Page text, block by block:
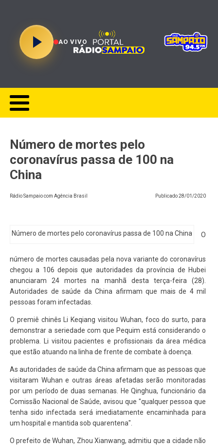
AO VIVO
Número de mortes pelo
coronavírus passa de 100 na
China
Rádio Sampaio com Agência Brasil Publicado28/01/2020
Número de mortes pelo coronavírus passa de 100 na China O
número de mortes causadas pela nova variante do coronavírus
chegou a 106 depois que autoridades da província de Hubei
anunciaram 24 mortes na manhã desta terça-feira (28).
Autoridades de saúde da China afirmam que mais de 4 mil
pessoas foram infectadas.
O premiê chinês Li Keqiang visitou Wuhan, foco do surto, para
demonstrar a seriedade com que Pequim está considerando o
problema. Li visitou pacientes e profissionais da área médica
que estão atuando na linha de frente de combate à doença.
As autoridades de saúde da China afirmam que as pessoas que
visitaram Wuhan e outras áreas afetadas serão monitoradas
por um período de duas semanas. He Qinghua, funcionário da
Comissão Nacional de Saúde, avisou que "qualquer pessoa que
tenha sido infectada será imediatamente encaminhada para
um hospital e mantida sob quarentena".
O prefeito de Wuhan, Zhou Xianwang, admitiu que a cidade não